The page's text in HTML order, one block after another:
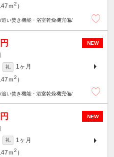
ｍ2 ）
い焚き機能・浴室乾燥機完備/
NEW
礼
1ヶ月
ｍ2 ）
い焚き機能・浴室乾燥機完備/
NEW
礼
1ヶ月
ｍ2 ）